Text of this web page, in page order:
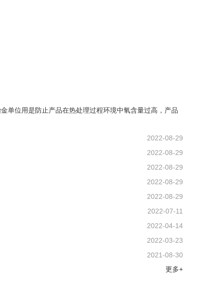
单位用是防止产品在热处理过程环境中氧含量过高，产品
2022-08-29
2022-08-29
2022-08-29
2022-08-29
2022-08-29
2022-07-11
2022-04-14
2022-03-23
2021-08-30
更多+